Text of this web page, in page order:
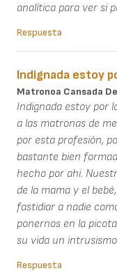
analítica para ver si
Respuesta
Indignada estoy
Matronoa Cansada
Indignada estoy por
a las matronas de
por esta profesión,
bastante bien
hecho por ahi.
de la mama y el
fastidiar a nadie
ponernos en la
su vida un
Respuesta